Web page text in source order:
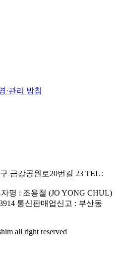
·관리 방침
금강공원로20번길 23 TEL :
명 : 조용철 (JO YONG CHUL)
통신판매업신고 : 부산동
all right reserved